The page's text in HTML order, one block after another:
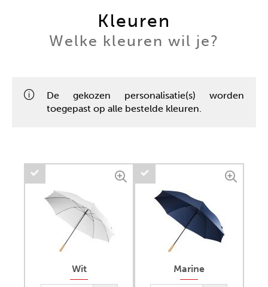
Kleuren
Welke kleuren wil je?
De gekozen personalisatie(s) worden
toegepast op alle bestelde kleuren.
Wit Marine